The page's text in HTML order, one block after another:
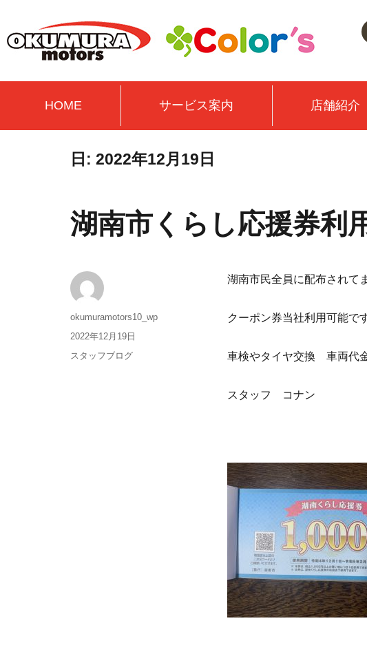
HOME サービス案内 店舗紹介
日: 2022年12月19日
湖南市くらし応援券利
湖南市民全員に配布されて
クーポン券当社利用可能で
車検やタイヤ交換 車両代
スタッフ コナン
okumuramotors10_wp
2022年12月19日
スタッフブログ